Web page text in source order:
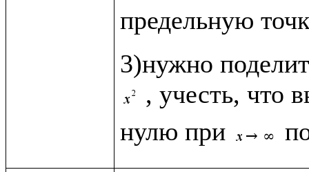
предельную
3)нужно
, учесть, что
нулю при